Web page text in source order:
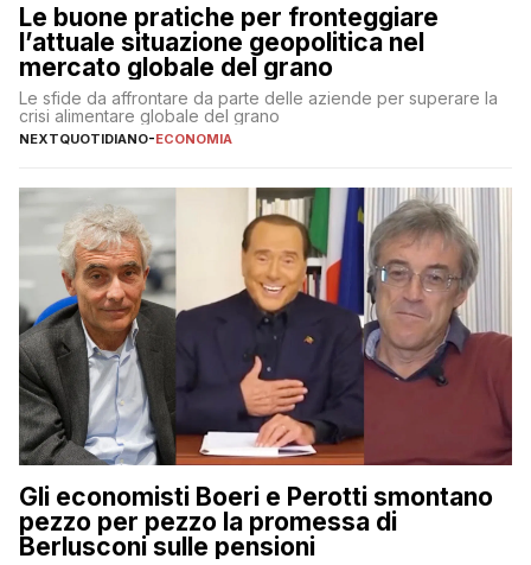
Le buone pratiche per fronteggiare
l’attuale situazione geopolitica nel
mercato globale del grano
Le sfide da affrontare da parte delle aziende per superare la
crisi alimentare globale del grano
NEXTQUOTIDIANO-ECONOMIA
Gli economisti Boeri e Perotti smontano
pezzo per pezzo la promessa di
Berlusconi sulle pensioni